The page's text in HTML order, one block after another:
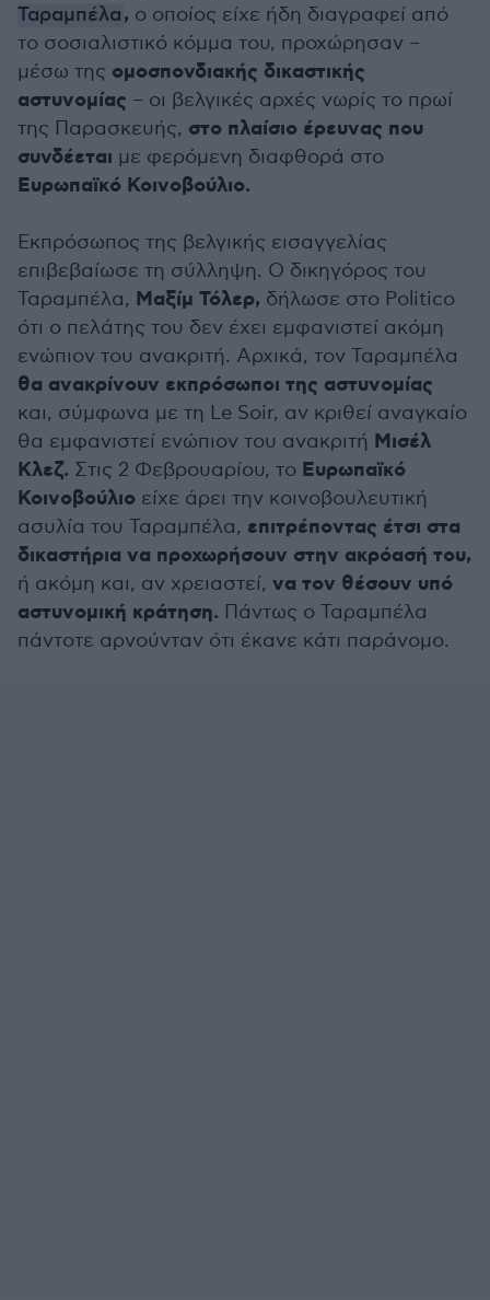
Ταραμπέλα, ο οποίος είχε ήδη διαγραφεί από
το σοσιαλιστικό κόμμα του, προχώρησαν –
μέσω της ομοσπονδιακής δικαστικής
αστυνομίας – οι βελγικές αρχές νωρίς το πρωί
της Παρασκευής, στο πλαίσιο έρευνας που
συνδέεται με φερόμενη διαφθορά στο
Ευρωπαϊκό Κοινοβούλιο.
Εκπρόσωπος της βελγικής εισαγγελίας
επιβεβαίωσε τη σύλληψη. Ο δικηγόρος του
Ταραμπέλα, Μαξίμ Τόλερ, δήλωσε στο Politico
ότι ο πελάτης του δεν έχει εμφανιστεί ακόμη
ενώπιον του ανακριτή. Αρχικά, τον Ταραμπέλα
θα ανακρίνουν εκπρόσωποι της αστυνομίας
και, σύμφωνα με τη Le Soir, αν κριθεί αναγκαίο
θα εμφανιστεί ενώπιον του ανακριτή Μισέλ
Κλεζ. Στις 2 Φεβρουαρίου, το Ευρωπαϊκό
Κοινοβούλιο είχε άρει την κοινοβουλευτική
ασυλία του Ταραμπέλα, επιτρέποντας έτσι στα
δικαστήρια να προχωρήσουν στην ακρόασή του,
ή ακόμη και, αν χρειαστεί, να τον θέσουν υπό
αστυνομική κράτηση. Πάντως ο Ταραμπέλα
πάντοτε αρνούνταν ότι έκανε κάτι παράνομο.